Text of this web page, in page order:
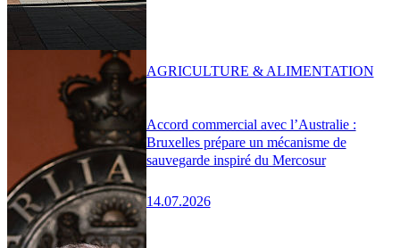
Accord commercial avec l’Australie :
Bruxelles prépare un mécanisme de
sauvegarde inspiré du Mercosur
14.07.2026
AGRICULTURE & ALIMENTATION